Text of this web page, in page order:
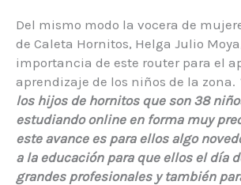
Del mismo modo la vocera de
de Caleta Hornitos, Helga Julio
importancia de este router para el
aprendizaje de los niños de la zona.
los hijos de hornitos que son 38
estudiando online en forma muy
este avance es para ellos algo
a la educación para que ellos el día
grandes profesionales y también